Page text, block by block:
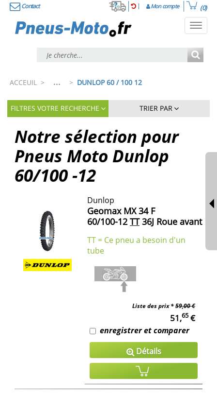
Contact Mon compte (0)
ACCEUIL > ... > DUNLOP 60 / 100 12
FILTRES VOTRE RECHERCHE TRIER PAR
Notre sélection pour
Pneus Moto Dunlop
60/100 -12
Dunlop
Geomax MX 34 F
60/100-12 TT36J Roue avant
TT = Ce pneu a besoin d'un
tube
Liste des prix *59,00 €
51,65€
enregistrer et comparer
Détails